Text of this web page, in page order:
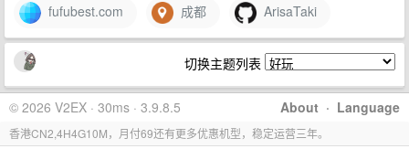
fufubest.com 成都 ArisaTaki
切换主题列表
About · Language
© 2026 V2EX · 30ms · 3.9.8.5
香港CN2,4H4G10M，月付69还有更多优惠机型，稳定运营三年。